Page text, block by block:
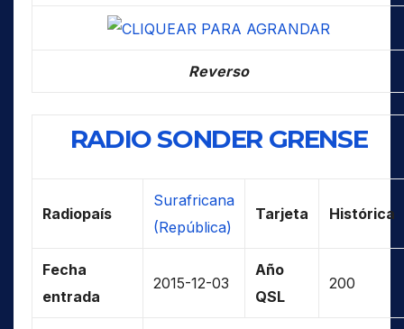
Reverso
RADIO SONDER GRENSE
Radiopaís
Surafricana
(República)
Tarjeta Histórica
Fecha
entrada
2015-12-03
Año
QSL
200